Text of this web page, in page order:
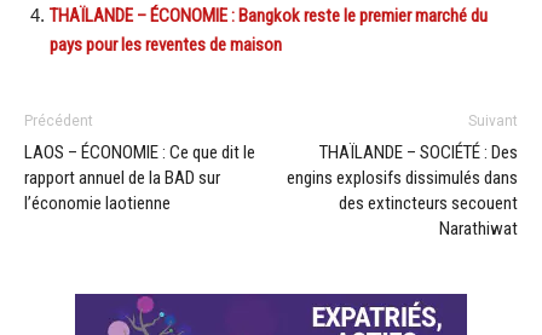
THAÏLANDE – ÉCONOMIE : Bangkok reste le premier marché du
pays pour les reventes de maison
Précédent
LAOS – ÉCONOMIE : Ce que dit le
rapport annuel de la BAD sur
l’économie laotienne
Suivant
THAÏLANDE – SOCIÉTÉ : Des
engins explosifs dissimulés dans
des extincteurs secouent
Narathiwat